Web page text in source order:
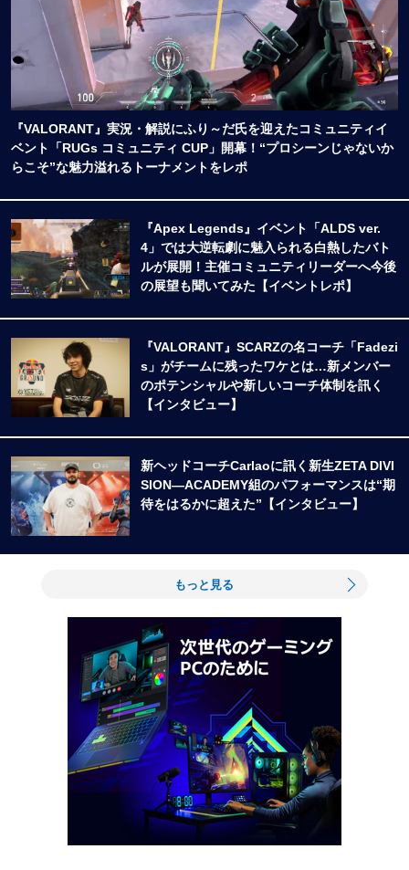
『VALORANT』実況・解説にふり～だ氏を迎えたコミュニティイ
ベント「RUGs コミュニティ CUP」開幕！“プロシーンじゃないか
らこそ”な魅力溢れるトーナメントをレポ
『Apex Legends』イベント「ALDS ver.
4」では大逆転劇に魅入られる白熱したバト
ルが展開！主催コミュニティリーダーへ今後
の展望も聞いてみた【イベントレポ】
『VALORANT』SCARZの名コーチ「Fadezi
s」がチームに残ったワケとは…新メンバー
のポテンシャルや新しいコーチ体制を訊く
【インタビュー】
新ヘッドコーチCarlaoに訊く新生ZETA DIVI
SION―ACADEMY組のパフォーマンスは“期
待をはるかに超えた”【インタビュー】
もっと見る